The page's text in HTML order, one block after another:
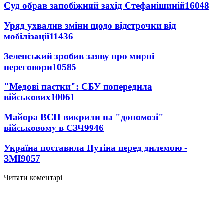
Суд обрав запобіжний захід Стефанішиній16048
Уряд ухвалив зміни щодо відстрочки від
мобілізації11436
Зеленський зробив заяву про мирні
переговори10585
"Медові пастки": СБУ попередила
військових10061
Майора ВСП викрили на "допомозі"
військовому в СЗЧ9946
Україна поставила Путіна перед дилемою -
ЗМІ9057
Читати коментарі